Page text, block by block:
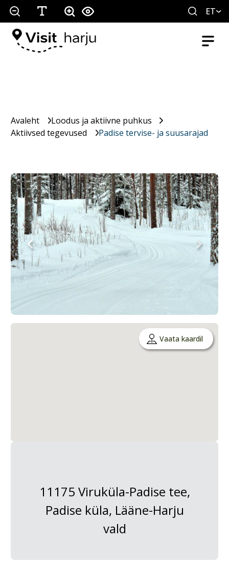
ET
Avaleht
Loodus ja aktiivne puhkus
Aktiivsed tegevused
Padise tervise- ja suusarajad
Vaata kaardil
11175 Viruküla-Padise tee,
Padise küla, Lääne-Harju
vald